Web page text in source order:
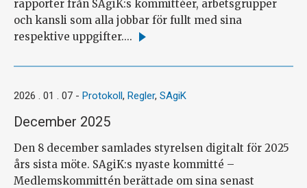
rapporter från SAgiK:s kommittéer, arbetsgrupper
och kansli som alla jobbar för fullt med sina
respektive uppgifter.... Läs
2026 . 01 . 07 - Protokoll, Regler, SAgiK
December 2025
Den 8 december samlades styrelsen digitalt för 2025
års sista möte. SAgiK:s nyaste kommitté –
Medlemskommittén berättade om sina senast